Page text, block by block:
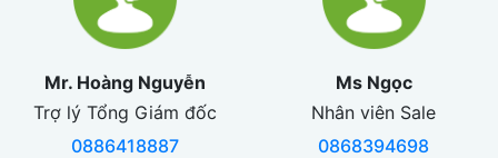
Mr. Hoàng Nguyễn
Trợ lý Tổng Giám đốc
0886418887
Ms Ngọc
Nhân viên Sale
0868394698